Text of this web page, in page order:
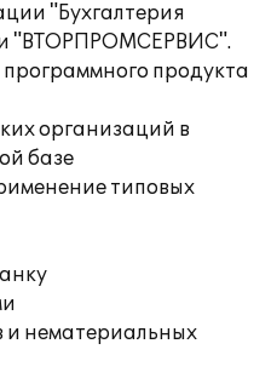
"Бухгалтерия
"ВТОРПРОМСЕРВИС".
продукта
организаций в
базе
типовых
и нематериальных